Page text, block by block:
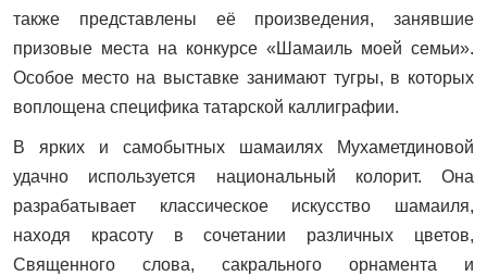
также представлены её произведения, занявшие
призовые места на конкурсе «Шамаиль моей семьи».
Особое место на выставке занимают тугры, в которых
воплощена специфика татарской каллиграфии.
В ярких и самобытных шамаилях Мухаметдиновой
удачно используется национальный колорит. Она
разрабатывает классическое искусство шамаиля,
находя красоту в сочетании различных цветов,
Священного слова, сакрального орнамента и